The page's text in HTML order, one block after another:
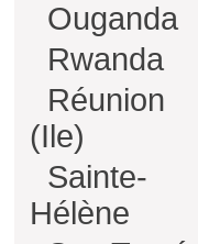
Ouganda
Rwanda
Réunion
(Ile)
Sainte-
Hélène